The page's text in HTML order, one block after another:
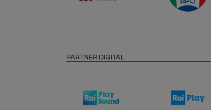
PARTNER DIGITAL